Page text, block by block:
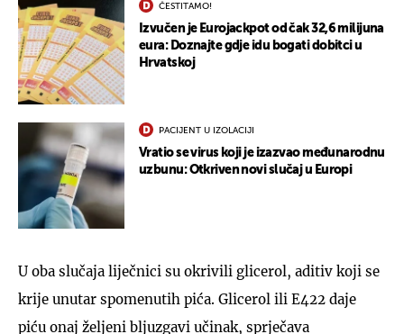
ČESTITAMO!
Izvučen je Eurojackpot od čak 32,6 milijuna
eura: Doznajte gdje idu bogati dobitci u
Hrvatskoj
PACIJENT U IZOLACIJI
Vratio se virus koji je izazvao međunarodnu
uzbunu: Otkriven novi slučaj u Europi
U oba slučaja liječnici su okrivili glicerol, aditiv koji se
krije unutar spomenutih pića. Glicerol ili E422 daje
piću onaj željeni bljuzgavi učinak, sprječava